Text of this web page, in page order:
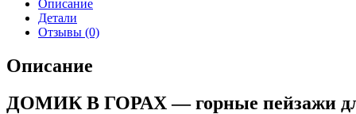
Описание
Детали
Отзывы (0)
Описание
ДОМИК В ГОРАХ — горные пейзажи